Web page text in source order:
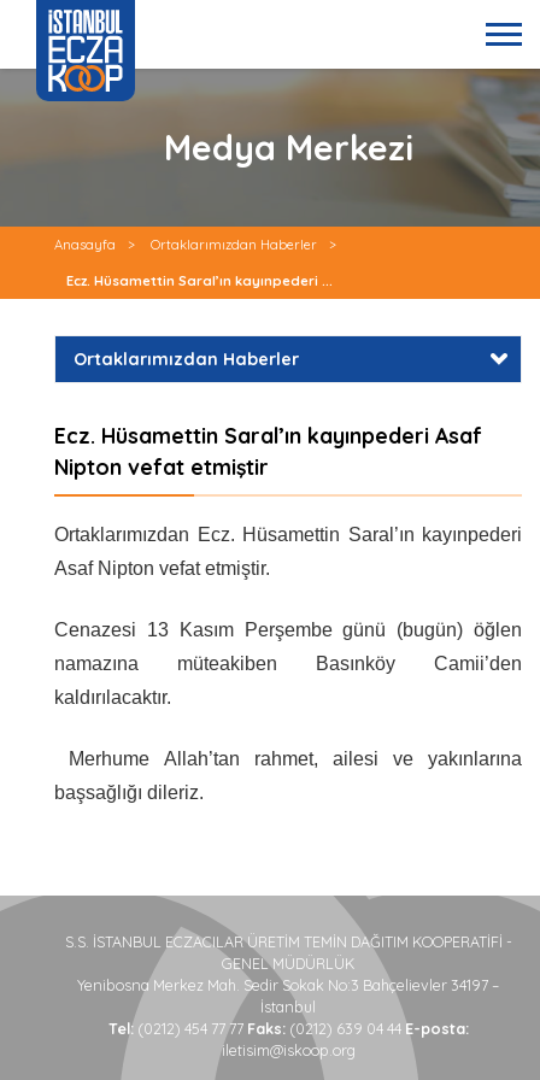
Medya Merkezi
Anasayfa > Ortaklarımızdan Haberler >
Ecz. Hüsamettin Saral’ın kayınpederi ...
Ortaklarımızdan Haberler
Ecz. Hüsamettin Saral’ın kayınpederi Asaf
Nipton vefat etmiştir
Ortaklarımızdan Ecz. Hüsamettin Saral’ın kayınpederi
Asaf Nipton vefat etmiştir.
Cenazesi 13 Kasım Perşembe günü (bugün) öğlen
namazına müteakiben Basınköy Camii’den
kaldırılacaktır.
Merhume Allah’tan rahmet, ailesi ve yakınlarına
başsağlığı dileriz.
S.S. İSTANBUL ECZACILAR ÜRETİM TEMİN DAĞITIM KOOPERATİFİ -
GENEL MÜDÜRLÜK
Yenibosna Merkez Mah. Sedir Sokak No:3 Bahçelievler 34197 –
İstanbul
Tel:(0212) 454 77 77 Faks:(0212) 639 04 44 E-posta:
iletisim@iskoop.org